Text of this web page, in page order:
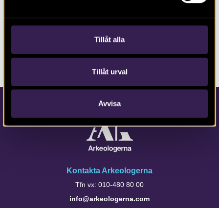
Tillåt alla
Tillåt urval
Avvisa
för Västlänken 3
Kontakta Arkeologerna
Tfn vx: 010-480 80 00
info@arkeologerna.com